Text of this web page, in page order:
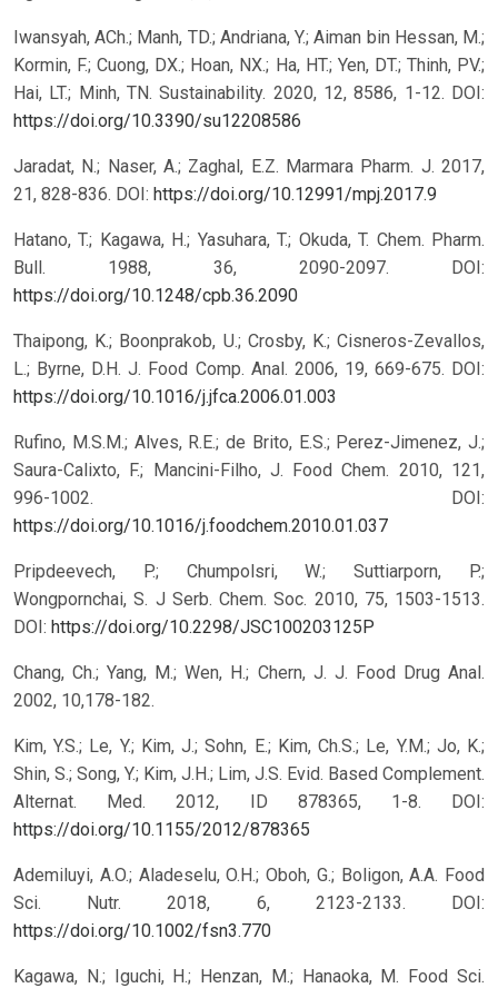
Iwansyah, ACh.; Manh, TD.; Andriana, Y.; Aiman bin Hessan, M.;
Kormin, F.; Cuong, DX.; Hoan, NX.; Ha, HT.; Yen, DT.; Thinh, PV.;
Hai, LT.; Minh, TN. Sustainability. 2020, 12, 8586, 1-12. DOI:
https://doi.org/10.3390/su12208586
Jaradat, N.; Naser, A.; Zaghal, E.Z. Marmara Pharm. J. 2017,
21, 828-836. DOI: https://doi.org/10.12991/mpj.2017.9
Hatano, T.; Kagawa, H.; Yasuhara, T.; Okuda, T. Chem. Pharm.
Bull. 1988, 36, 2090-2097. DOI:
https://doi.org/10.1248/cpb.36.2090
Thaipong, K.; Boonprakob, U.; Crosby, K.; Cisneros-Zevallos,
L.; Byrne, D.H. J. Food Comp. Anal. 2006, 19, 669-675. DOI:
https://doi.org/10.1016/j.jfca.2006.01.003
Rufino, M.S.M.; Alves, R.E.; de Brito, E.S.; Perez-Jimenez, J.;
Saura-Calixto, F.; Mancini-Filho, J. Food Chem. 2010, 121,
996-1002. DOI:
https://doi.org/10.1016/j.foodchem.2010.01.037
Pripdeevech, P.; Chumpolsri, W.; Suttiarporn, P.;
Wongpornchai, S. J Serb. Chem. Soc. 2010, 75, 1503-1513.
DOI: https://doi.org/10.2298/JSC100203125P
Chang, Ch.; Yang, M.; Wen, H.; Chern, J. J. Food Drug Anal.
2002, 10,178-182.
Kim, Y.S.; Le, Y.; Kim, J.; Sohn, E.; Kim, Ch.S.; Le, Y.M.; Jo, K.;
Shin, S.; Song, Y.; Kim, J.H.; Lim, J.S. Evid. Based Complement.
Alternat. Med. 2012, ID 878365, 1-8. DOI:
https://doi.org/10.1155/2012/878365
Ademiluyi, A.O.; Aladeselu, O.H.; Oboh, G.; Boligon, A.A. Food
Sci. Nutr. 2018, 6, 2123-2133. DOI:
https://doi.org/10.1002/fsn3.770
Kagawa, N.; Iguchi, H.; Henzan, M.; Hanaoka, M. Food Sci.